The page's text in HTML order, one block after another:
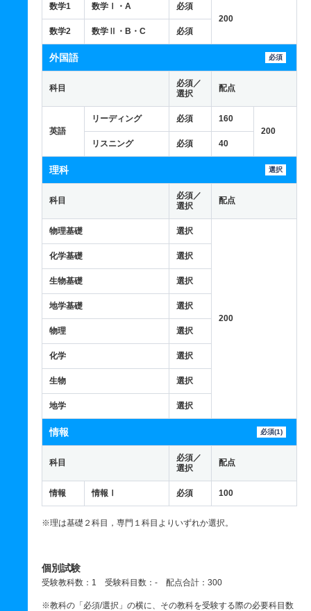
数学1 数学Ⅰ・A
必須
200
数学2
数学Ⅱ・B・C 必須
外国語 必須
科目
必須／
選択
配点
英語
リーディング 必須
160
200
リスニング
必須 40
理科 選択
科目
必須／
選択
配点
物理基礎 選択
200
化学基礎 選択
生物基礎 選択
地学基礎 選択
物理 選択
化学 選択
生物 選択
地学 選択
情報 必須(1)
科目
必須／
選択
配点
情報 情報Ⅰ 必須 100
※理は基礎２科目，専門１科目よりいずれか選択。
個別試験
受験教科数：1 受験科目数：- 配点合計：300
※教科の「必須/選択」の横に、その教科を受験する際の必要科目数